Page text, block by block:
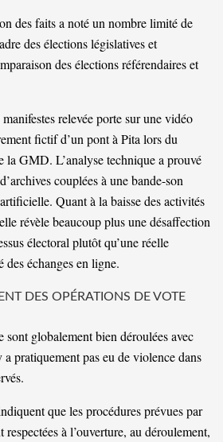
des faits a noté un nombre limité de
des élections législatives et
des élections référendaires et
relevée porte sur une vidéo
fictif d’un pont à Pita lors du
la GMD. L’analyse technique a prouvé
couplées à une bande-son
Quant à la baisse des activités
révèle beaucoup plus une désaffection
électoral plutôt qu’une réelle
échanges en ligne.
DES OPÉRATIONS DE VOTE
sont globalement bien déroulées avec
pratiquement pas eu de violence dans
que les procédures prévues par
à l’ouverture, au déroulement,